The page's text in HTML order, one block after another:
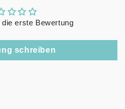
erste Bewertung
schreiben